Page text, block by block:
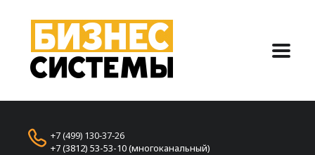
+7 (499) 130-37-26
+7 (3812) 53-53-10 (многоканальный)